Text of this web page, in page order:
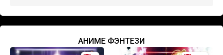
АНИМЕ ФЭНТЕЗИ